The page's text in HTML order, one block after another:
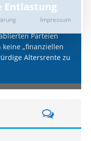
Entlastung
Parteien
keine „finanziellen
Altersrente zu